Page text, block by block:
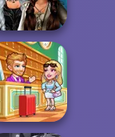
Vintage Fairy
Enchanted
Realms